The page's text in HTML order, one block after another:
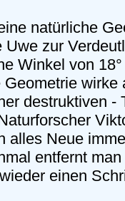
natürliche
zur
Winkel von
wirke
destruktiven -
alles Neue
entfernt
einen